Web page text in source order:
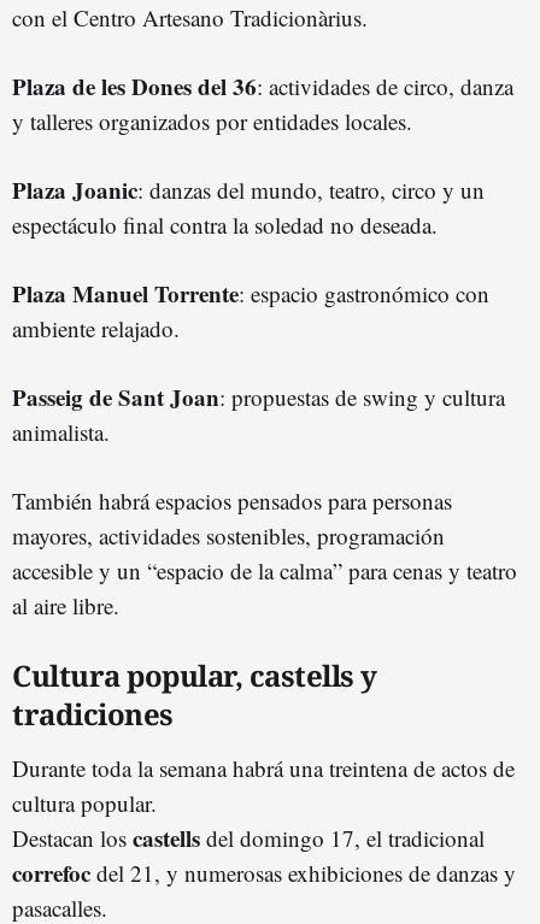
con el Centro Artesano Tradicionàrius.
Plaza de les Dones del 36: actividades de circo, danza
y talleres organizados por entidades locales.
Plaza Joanic: danzas del mundo, teatro, circo y un
espectáculo final contra la soledad no deseada.
Plaza Manuel Torrente: espacio gastronómico con
ambiente relajado.
Passeig de Sant Joan: propuestas de swing y cultura
animalista.
También habrá espacios pensados para personas
mayores, actividades sostenibles, programación
accesible y un “espacio de la calma” para cenas y teatro
al aire libre.
Cultura popular, castells y
tradiciones
Durante toda la semana habrá una treintena de actos de
cultura popular.
Destacan los castells del domingo 17, el tradicional
correfoc del 21, y numerosas exhibiciones de danzas y
pasacalles.